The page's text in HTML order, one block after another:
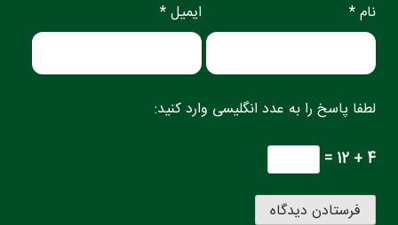
نام * ایمیل *
لطفا پاسخ را به عدد انگلیسی وارد کنید:
4 + 12 =